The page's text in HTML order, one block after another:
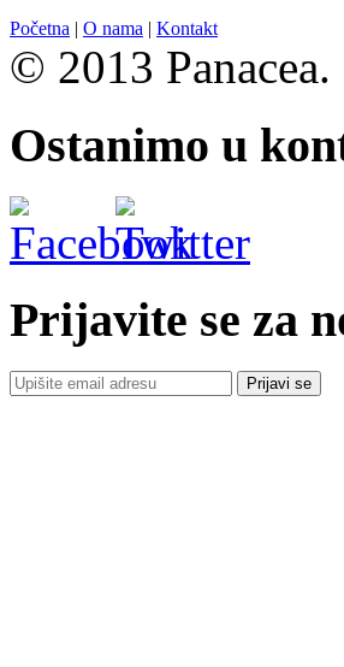
Početna | O nama | Kontakt
© 2013 Panacea.
Ostanimo u
Prijavite se za